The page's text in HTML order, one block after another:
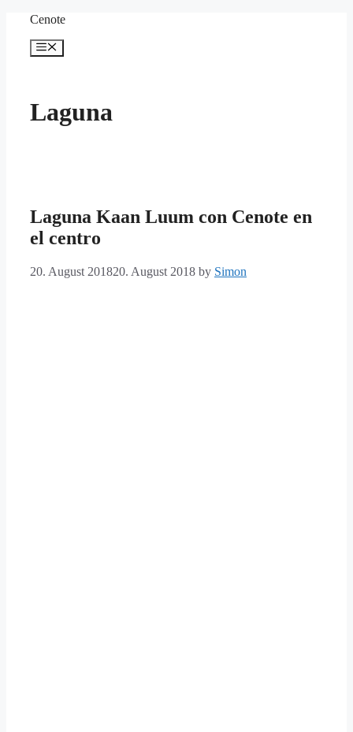
content
Cenote
Menu
Laguna
Laguna Kaan Luum con Cenote en
el centro
20. August 201820. August 2018 by Simon